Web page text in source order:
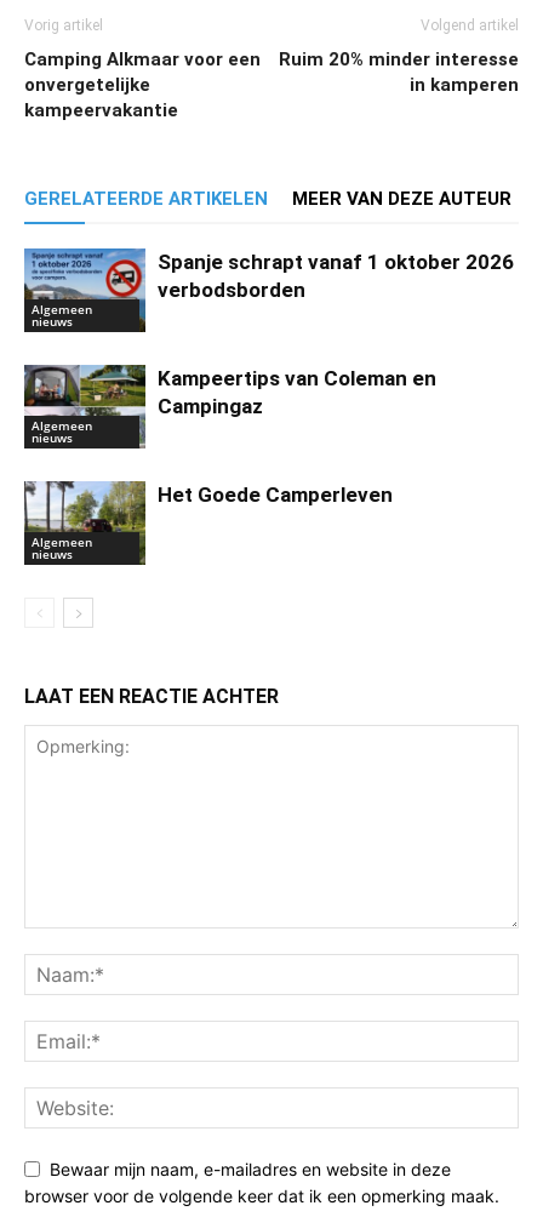
Vorig artikel
Camping Alkmaar voor een
onvergetelijke
kampeervakantie
Volgend artikel
Ruim 20% minder interesse
in kamperen
GERELATEERDE ARTIKELEN MEER VAN DEZE AUTEUR
Algemeen
nieuws
Spanje schrapt vanaf 1 oktober 2026
verbodsborden
Algemeen
nieuws
Kampeertips van Coleman en
Campingaz
Algemeen
nieuws
Het Goede Camperleven
LAAT EEN REACTIE ACHTER
Bewaar mijn naam, e-mailadres en website in deze
browser voor de volgende keer dat ik een opmerking maak.